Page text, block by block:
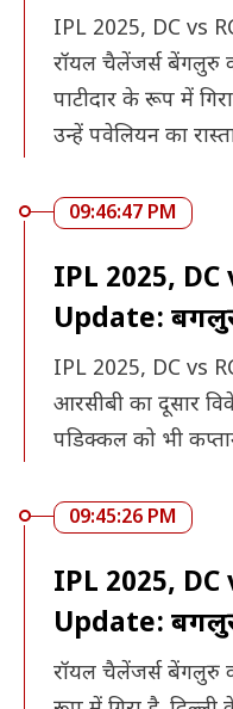
IPL 2025, DC vs
रॉयल चैलेंजर्स बेंगलुरु
पाटीदार के रूप में
उन्हें पवेलियन का
09:46:47 PM
IPL 2025, DC
Update: बेंगलुरु
IPL 2025, DC vs
आरसीबी का दूसार
पडिक्कल को भी
09:45:26 PM
IPL 2025, DC
Update:
रॉयल चैलेंजर्स